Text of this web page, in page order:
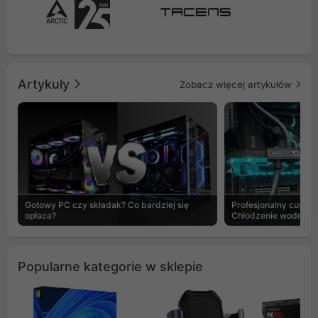
Artykuły Zobacz więcej artykułów
Gotowy PC czy składak? Co bardziej się
opłaca?
Profesjonalny
Chłodzenie wodne
Popularne kategorie w sklepie